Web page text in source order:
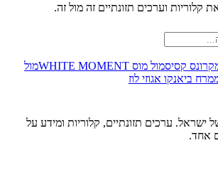
קלוריות וערכים תזונתיים זה מול זה.
קסיסמול מוס WHITE MOMENT
מול
ביאנקו אגוזי לוז
ישראל. ערכים תזונתיים, קלוריות ומידע על
אחד.